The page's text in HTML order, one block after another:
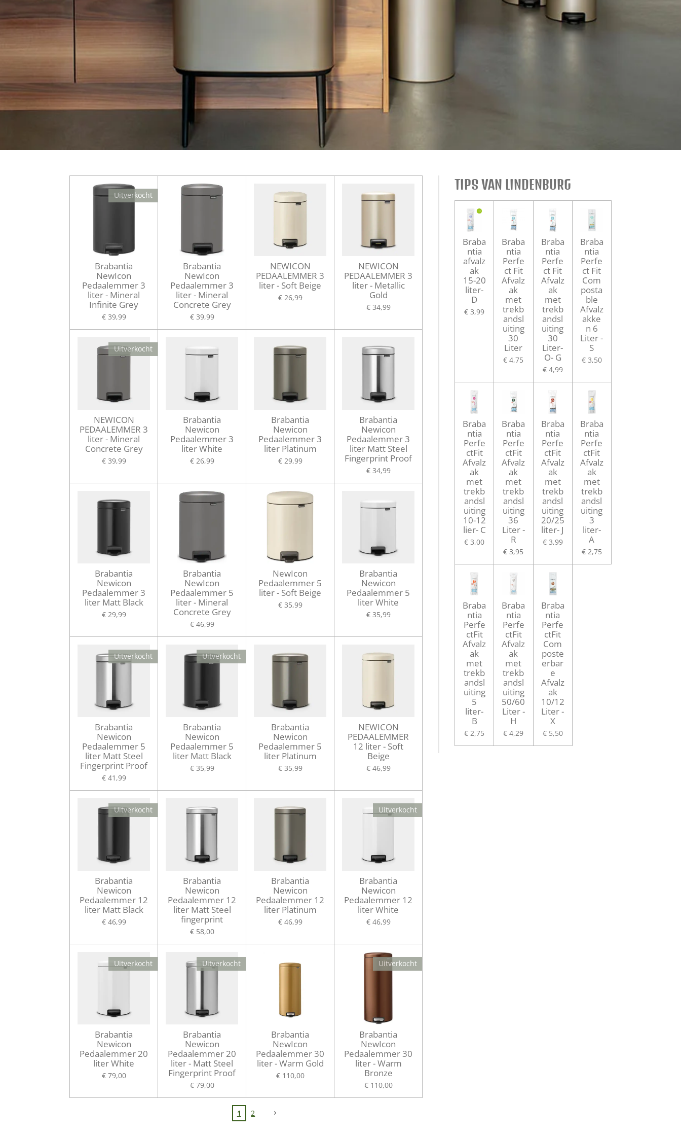
Uitverkocht
Brabantia
NewIcon
Pedaalemmer 3
liter - Mineral
Infinite Grey
€ 39,99
Brabantia
NewIcon
Pedaalemmer 3
liter - Mineral
Concrete Grey
€ 39,99
NEWICON
PEDAALEMMER 3
liter - Soft Beige
€ 26,99
NEWICON
PEDAALEMMER 3
liter - Metallic
Gold
€ 34,99
Uitverkocht
NEWICON
PEDAALEMMER 3
liter - Mineral
Concrete Grey
€ 39,99
Brabantia
Newicon
Pedaalemmer 3
liter White
€ 26,99
Brabantia
Newicon
Pedaalemmer 3
liter Platinum
€ 29,99
Brabantia
Newicon
Pedaalemmer 3
liter Matt Steel
Fingerprint Proof
€ 34,99
Brabantia
Newicon
Pedaalemmer 3
liter Matt Black
€ 29,99
Brabantia
NewIcon
Pedaalemmer 5
liter - Mineral
Concrete Grey
€ 46,99
NewIcon
Pedaalemmer 5
liter - Soft Beige
€ 35,99
Brabantia
Newicon
Pedaalemmer 5
liter White
€ 35,99
Uitverkocht
Brabantia
Newicon
Pedaalemmer 5
liter Matt Steel
Fingerprint Proof
€ 41,99
Uitverkocht
Brabantia
Newicon
Pedaalemmer 5
liter Matt Black
€ 35,99
Brabantia
Newicon
Pedaalemmer 5
liter Platinum
€ 35,99
NEWICON
PEDAALEMMER
12 liter - Soft
Beige
€ 46,99
Uitverkocht
Brabantia
Newicon
Pedaalemmer 12
liter Matt Black
€ 46,99
Brabantia
Newicon
Pedaalemmer 12
liter Matt Steel
fingerprint
€ 58,00
Brabantia
Newicon
Pedaalemmer 12
liter Platinum
€ 46,99
Uitverkocht
Brabantia
Newicon
Pedaalemmer 12
liter White
€ 46,99
Uitverkocht
Brabantia
Newicon
Pedaalemmer 20
liter White
€ 79,00
Uitverkocht
Brabantia
Newicon
Pedaalemmer 20
liter - Matt Steel
Fingerprint Proof
€ 79,00
Brabantia
NewIcon
Pedaalemmer 30
liter - Warm Gold
€ 110,00
Uitverkocht
Brabantia
NewIcon
Pedaalemmer 30
liter - Warm
Bronze
€ 110,00
1 2
TIPS VAN LINDENBURG
Braba
ntia
afvalz
ak
15-20
liter-
D
€ 3,99
Braba
ntia
Perfe
ct Fit
Afvalz
ak
met
trekb
andsl
uiting
30
Liter
€ 4,75
Braba
ntia
Perfe
ct Fit
Afvalz
ak
met
trekb
andsl
uiting
30
Liter-
O- G
€ 4,99
Braba
ntia
Perfe
ct Fit
Com
posta
ble
Afvalz
akke
n 6
Liter -
S
€ 3,50
Braba
ntia
Perfe
ctFit
Afvalz
ak
met
trekb
andsl
uiting
10-12
lier- C
€ 3,00
Braba
ntia
Perfe
ctFit
Afvalz
ak
met
trekb
andsl
uiting
36
Liter -
R
€ 3,95
Braba
ntia
Perfe
ctFit
Afvalz
ak
met
trekb
andsl
uiting
20/25
liter- J
€ 3,99
Braba
ntia
Perfe
ctFit
Afvalz
ak
met
trekb
andsl
uiting
3
liter-
A
€ 2,75
Braba
ntia
Perfe
ctFit
Afvalz
ak
met
trekb
andsl
uiting
5
liter-
B
€ 2,75
Braba
ntia
Perfe
ctFit
Afvalz
ak
met
trekb
andsl
uiting
50/60
Liter -
H
€ 4,29
Braba
ntia
Perfe
ctFit
Com
poste
erbar
e
Afvalz
ak
10/12
Liter -
X
€ 5,50